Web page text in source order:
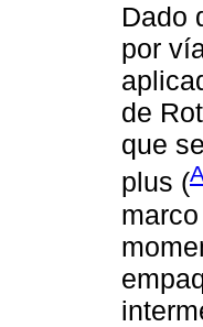
Dado
por
de
que
plus (